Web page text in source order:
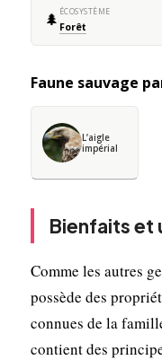
🌲 ÉCOSYSTÈME
Forêt
Faune sauvage
L’aigle
impérial
Bienfaits et
Comme les autres
possède des
connues de la
contient des